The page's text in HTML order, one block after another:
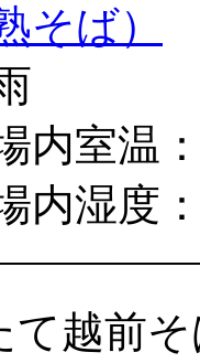
そば）
内室温
内湿度
て越前